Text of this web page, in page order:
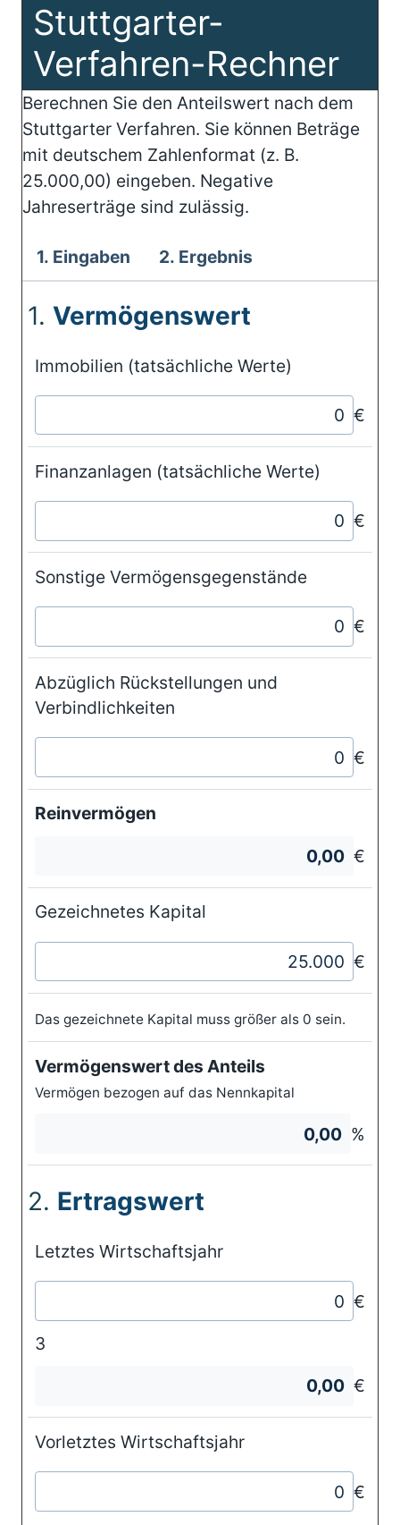
Stuttgarter-
Verfahren-Rechner
Berechnen Sie den Anteilswert nach dem
Stuttgarter Verfahren. Sie können Beträge
mit deutschem Zahlenformat (z. B.
25.000,00) eingeben. Negative
Jahreserträge sind zulässig.
1. Eingaben 2. Ergebnis
1. Vermögenswert
Immobilien (tatsächliche Werte)
€
Finanzanlagen (tatsächliche Werte)
€
Sonstige Vermögensgegenstände
€
Abzüglich Rückstellungen und
Verbindlichkeiten
€
Reinvermögen
€
Gezeichnetes Kapital
€
Das gezeichnete Kapital muss größer als 0 sein.
Vermögenswert des Anteils
Vermögen bezogen auf das Nennkapital
%
2. Ertragswert
Letztes Wirtschaftsjahr
€
3
€
Vorletztes Wirtschaftsjahr
€